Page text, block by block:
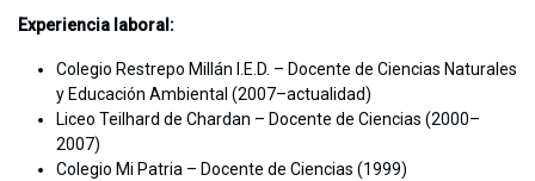
Experiencia laboral:
Colegio Restrepo Millán I.E.D. – Docente de Ciencias Naturales
y Educación Ambiental (2007–actualidad)
Liceo Teilhard de Chardan – Docente de Ciencias (2000–
2007)
Colegio Mi Patria – Docente de Ciencias (1999)